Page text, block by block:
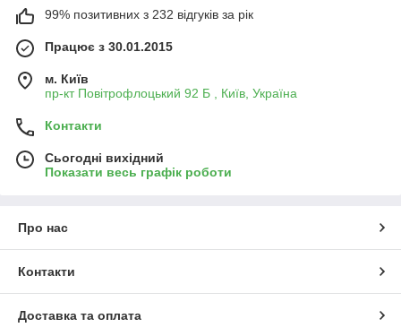
99% позитивних з 232 відгуків за рік
Працює з 30.01.2015
м. Київ
пр-кт Повітрофлоцький 92 Б , Київ, Україна
Контакти
Сьогодні вихідний
Показати весь графік роботи
Про нас
Контакти
Доставка та оплата